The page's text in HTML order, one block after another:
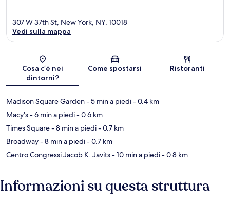
Mappa
307 W 37th St, New York, NY, 10018
Vedi sulla mappa
Cosa c’è nei
dintorni?
Come spostarsi Ristoranti
Madison Square Garden- 5 min a piedi- 0.4 km
Macy's- 6 min a piedi- 0.6 km
Times Square- 8 min a piedi- 0.7 km
Broadway- 8 min a piedi- 0.7 km
Centro Congressi Jacob K. Javits- 10 min a piedi- 0.8 km
Informazioni su questa struttura